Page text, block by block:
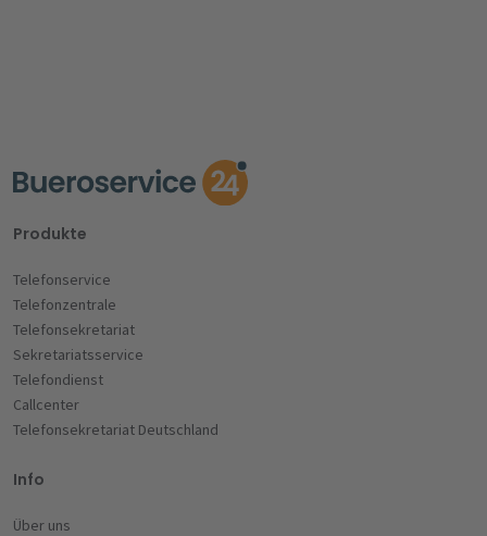
Produkte
Telefonservice
Telefonzentrale
Telefonsekretariat
Sekretariatsservice
Telefondienst
Callcenter
Telefonsekretariat Deutschland
Info
Über uns